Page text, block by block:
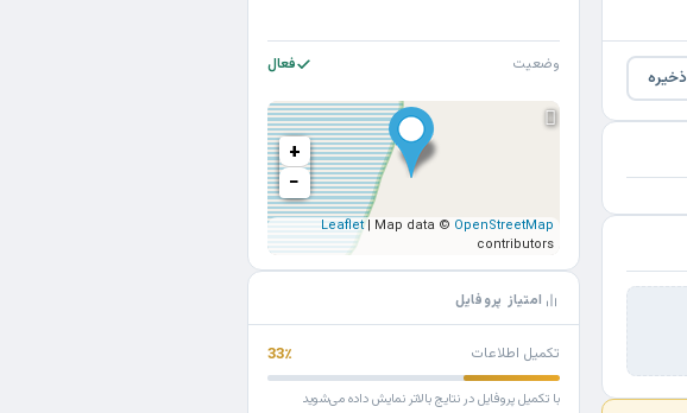
ذخیره
وضعیت فعال
+
−
Leaflet| Map data © OpenStreetMap
contributors
امتیاز پروفایل
تکمیل اطلاعات 33٪
با تکمیل پروفایل در نتایج بالاتر نمایش داده می‌شوید